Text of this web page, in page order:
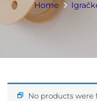
Home
No products